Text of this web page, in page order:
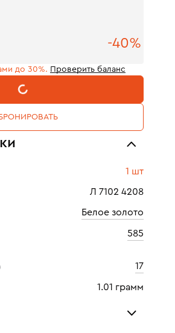
-40%
до 30%. Проверить баланс
В КОРЗИНУ
1 шт
Л 7102 4208
Белое золото
585
17
1.01 грамм